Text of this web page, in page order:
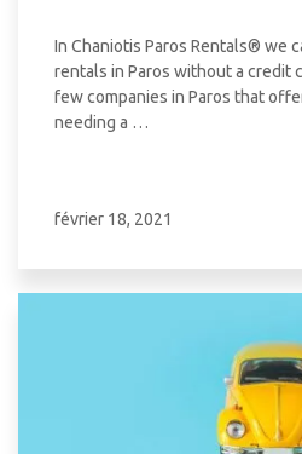
In Chaniotis Paros Rentals® we
rentals in Paros without a credit
few companies in Paros that
needing a …
février 18, 2021